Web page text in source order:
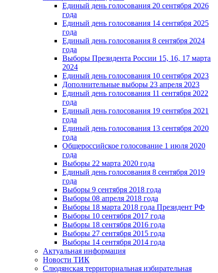
Единый день голосования 20 сентября 2026
года
Единый день голосования 14 сентября 2025
года
Единый день голосования 8 сентября 2024
года
Выборы Президента России 15, 16, 17 марта
2024
Единый день голосования 10 сентября 2023
Дополнительные выборы 23 апреля 2023
Единый день голосования 11 сентября 2022
года
Единый день голосования 19 сентября 2021
года
Единый день голосования 13 сентября 2020
года
Общероссийское голосование 1 июля 2020
года
Выборы 22 марта 2020 года
Единый день голосования 8 сентября 2019
года
Выборы 9 сентября 2018 года
Выборы 08 апреля 2018 года
Выборы 18 марта 2018 года Президент РФ
Выборы 10 сентября 2017 года
Выборы 18 сентября 2016 года
Выборы 27 сентября 2015 года
Выборы 14 сентября 2014 года
Актуальная информация
Новости ТИК
Слюдянская территориальная избирательная